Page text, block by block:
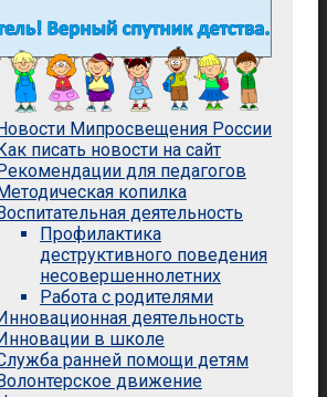
Мипросвещения России
писать новости на сайт
для педагогов
копилка
деятельность
Профилактика
деструктивного поведения
несовершеннолетних
Работа с родителями
деятельность
в школе
ранней помощи детям
движение